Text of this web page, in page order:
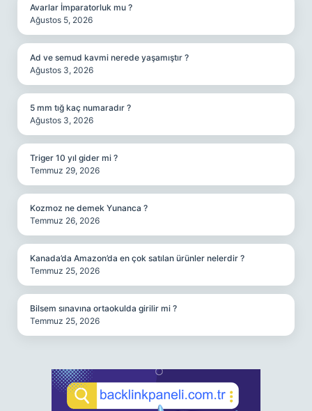
Avarlar İmparatorluk mu ?
Ağustos 5, 2026
Ad ve semud kavmi nerede yaşamıştır ?
Ağustos 3, 2026
5 mm tığ kaç numaradır ?
Ağustos 3, 2026
Triger 10 yıl gider mi ?
Temmuz 29, 2026
Kozmoz ne demek Yunanca ?
Temmuz 26, 2026
Kanada’da Amazon’da en çok satılan ürünler nelerdir ?
Temmuz 25, 2026
Bilsem sınavına ortaokulda girilir mi ?
Temmuz 25, 2026